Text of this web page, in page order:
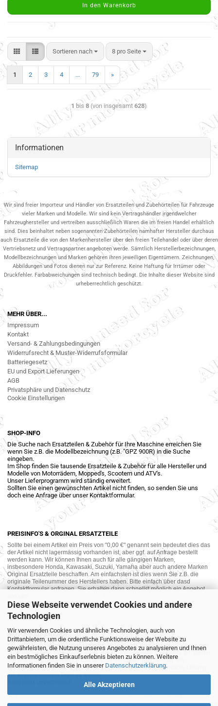
Diese Webseite verwendet Cookies und andere
Technologien
Wir verwenden Cookies und ähnliche Technologien, auch von
Drittanbietern, um die ordentliche Funktionsweise der Website zu
gewährleisten, die Nutzung unseres Angebotes zu analysieren und Ihnen
ein bestmögliches Einkaufserlebnis bieten zu können. Weitere
Informationen finden Sie in unserer Datenschutzerklärung.
Alle Akzeptieren
In den Warenkorb
Sortieren nach 8 pro Seite
1 2 3 4 ... 79 »
1 bis 8 (von insgesamt 628)
Informationen
Sitemap
Wir sind freier Importeur und Händler von Ersatzteilen und Zubehörteilen für Fahrzeuge
vieler Marken und Modelle. Wir sind kein Vertragshändler irgendwelcher
Fahrzeughersteller und vertreiben ausschließlich Waren die im freien Handel erhältlich
sind. Dies beinhaltet neben sogenannten Zubehörteilen namhafter Hersteller durchaus
auch Ersatzteile die von den Markenhersteller über den freien Teilehandel oder über deren
Vertriebsnetz und Vertragspartner.angeboten werde. Sämtlich Herstellerbezeichnungen,
Modellbezeichnungen und Marken gehören ihren jeweiligen Eigentümern. Zeichnungen,
Abbildungen und Fotos dienen nur zur Referenz. Keine Haftung für Irrtümer oder
Druckfehler. Farbabweichungen sind technisch bedingt. Die Inhalte dieser Website sind
urheberrechtlich geschützt.
MEHR ÜBER...
Impressum
Kontakt
Versand- & Zahlungsbedingungen
Widerrufsrecht & Muster-Widerrufsformular
Batteriegesetz
EU und Export Lieferungen
AGB
Privatsphäre und Datenschutz
Cookie Einstellungen
SHOP-INFO
Die Suche nach Ersatzteilen & Zubehör für Ihre Maschine erreichen Sie
wenn Sie z.B. die Modellbezeichnung (z.B. "GPZ 900R) in die Suche
eingeben.
Im Shop finden Sie tausende Ersatzteile & Zubehör für alle Hersteller und
Modelle von Motorrädern, Mopped's, Scootern und ATV's.
Unser Lieferprogramm wird ständig erweitert.
Sollten Sie einen gewünschten Artikel nicht finden, so senden Sie uns
doch eine Anfrage über unser Kontaktformular.
PREISINFO'S & ORGINAL ERSATZTEILE
Sollte bei einem Artikel ein Preis von "0,00 €" genannt sein bedeutet dies das
der Artikel nicht lagermässig vorhanden ist, aber ggf. auf Anfrage bestellt
werden kann. Wir können Ihnen auch für alle gängigen Marken,
insbesondere Honda, Kawasaki, Suzuki, Yamaha aber auch andere Marken
Original Ersatzteile beschaffen. Am einfachsten ist dies wenn Sie z.B. die
originale Teilenummer des Herstellers haben. Bitte einfach über dasd
Kontaktformular anfragen. Sie erhalten dann schnellst möglich ein Angebot
MOTORRAD-ANKAUF
Sie möchte Ihr altes Motorrad oder Ihre Motorradteile verkaufen ? Wir kaufen
auch gebrauchte Motorräder und Ersatzteilträger sowie Ersatzteile an. Bieten
Sie uns doch unverbindlich das was Sie verkaufen möchten an. Wir
bemühen uns dann eine sowohl für Sie als auch für uns akzeptable Lösung
mit angemessenem Preis zu finden.